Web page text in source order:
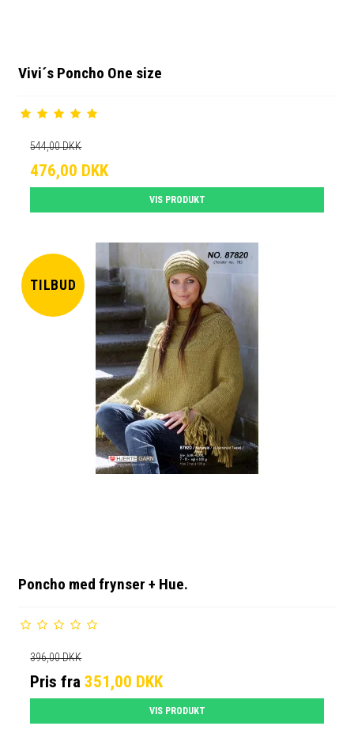
Vivi´s Poncho One size
544,00 DKK
476,00 DKK
VIS PRODUKT
TILBUD
Poncho med frynser + Hue.
396,00 DKK
Pris fra351,00 DKK
VIS PRODUKT